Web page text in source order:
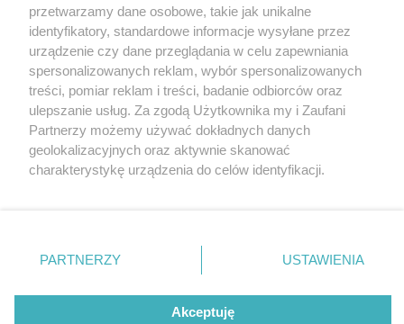
6 / 6
Legendia 7
Wróć do artykułu:
Już 20 lipca Legendia At Night - Magic Beats
Party! To będzie najpiękniejsza noc tego lata!
Nie zapomnij
zapoznać się z:
polityką prywatności
Twojemiasto
Piekary Śląskie
Chorzów
Tarnowskie Góry
Gliwice
Skontakuj sięz nami
Kontakt
Redakcja
Newsletter
przetwarzamy dane osobowe, takie jak unikalne
identyfikatory, standardowe informacje wysyłane przez
urządzenie czy dane przeglądania w celu zapewniania
spersonalizowanych reklam, wybór spersonalizowanych
treści, pomiar reklam i treści, badanie odbiorców oraz
ulepszanie usług. Za zgodą Użytkownika my i Zaufani
Partnerzy możemy używać dokładnych danych
geolokalizacyjnych oraz aktywnie skanować
charakterystykę urządzenia do celów identyfikacji.
zmienić/wycofać klikając przycisk ustawień prywatności
znajdujący się w lewym dolnym rogu strony
rodzaje przetwarzania danych nie wymagają zgody
użytkownika, ale masz prawo sprzeciwić się takiemu
PARTNERZY USTAWIENIA
Akceptuję